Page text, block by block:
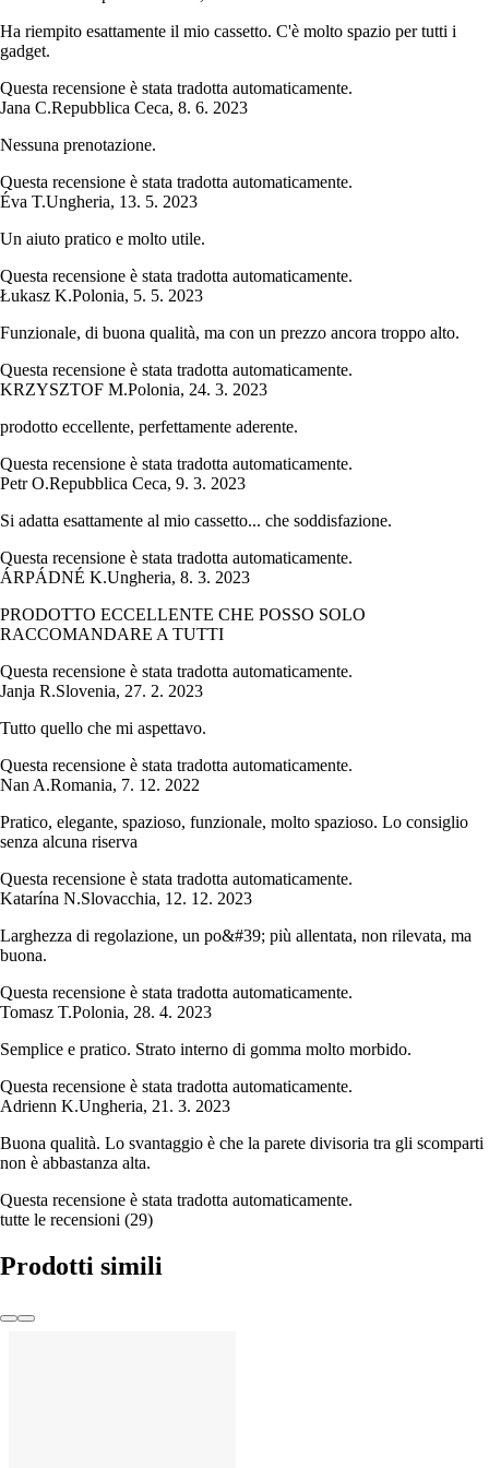
Ha riempito esattamente il mio cassetto. C'è molto spazio per tutti i
gadget.
Questa recensione è stata tradotta automaticamente.
Jana C.Repubblica Ceca, 8. 6. 2023
Nessuna prenotazione.
Questa recensione è stata tradotta automaticamente.
Éva T.Ungheria, 13. 5. 2023
Un aiuto pratico e molto utile.
Questa recensione è stata tradotta automaticamente.
Łukasz K.Polonia, 5. 5. 2023
Funzionale, di buona qualità, ma con un prezzo ancora troppo alto.
Questa recensione è stata tradotta automaticamente.
KRZYSZTOF M.Polonia, 24. 3. 2023
prodotto eccellente, perfettamente aderente.
Questa recensione è stata tradotta automaticamente.
Petr O.Repubblica Ceca, 9. 3. 2023
Si adatta esattamente al mio cassetto... che soddisfazione.
Questa recensione è stata tradotta automaticamente.
ÁRPÁDNÉ K.Ungheria, 8. 3. 2023
PRODOTTO ECCELLENTE CHE POSSO SOLO
RACCOMANDARE A TUTTI
Questa recensione è stata tradotta automaticamente.
Janja R.Slovenia, 27. 2. 2023
Tutto quello che mi aspettavo.
Questa recensione è stata tradotta automaticamente.
Nan A.Romania, 7. 12. 2022
Pratico, elegante, spazioso, funzionale, molto spazioso. Lo consiglio
senza alcuna riserva
Questa recensione è stata tradotta automaticamente.
Katarína N.Slovacchia, 12. 12. 2023
Larghezza di regolazione, un po&#39; più allentata, non rilevata, ma
buona.
Questa recensione è stata tradotta automaticamente.
Tomasz T.Polonia, 28. 4. 2023
Semplice e pratico. Strato interno di gomma molto morbido.
Questa recensione è stata tradotta automaticamente.
Adrienn K.Ungheria, 21. 3. 2023
Buona qualità. Lo svantaggio è che la parete divisoria tra gli scomparti
non è abbastanza alta.
Questa recensione è stata tradotta automaticamente.
tutte le recensioni (29)
Prodotti simili